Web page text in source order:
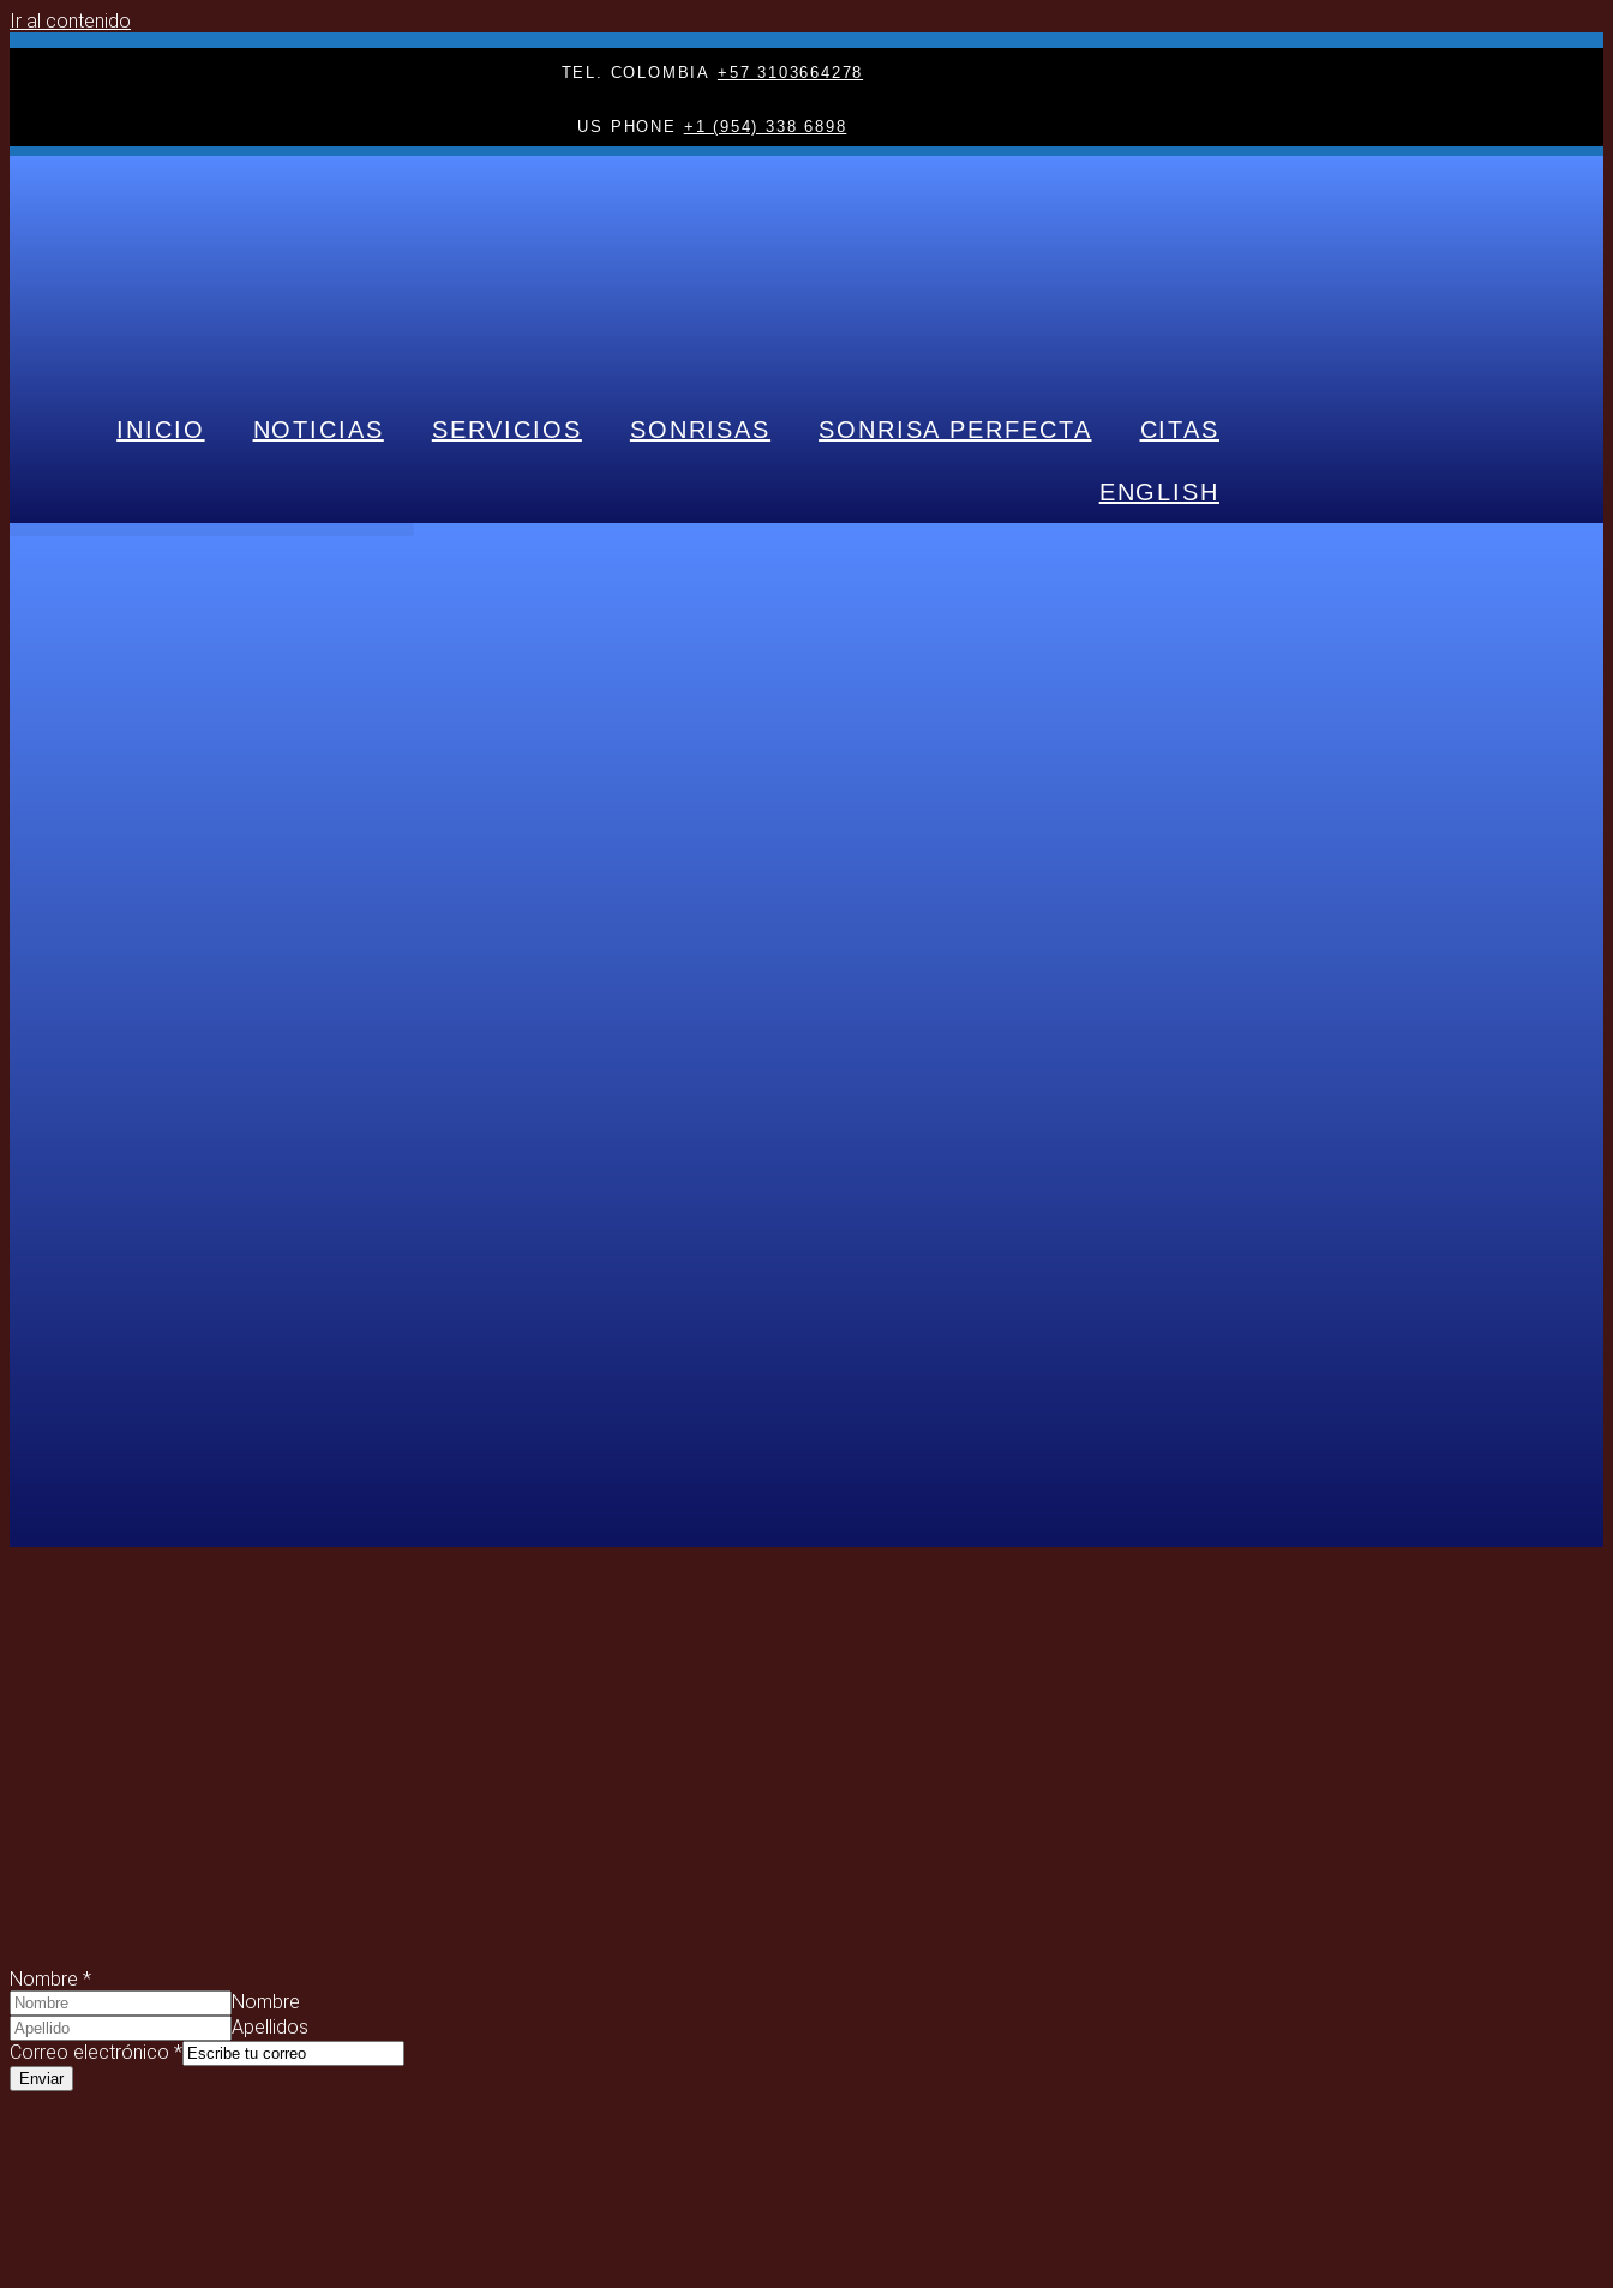
Ir al contenido
TEL. COLOMBIA +57 3103664278
US PHONE +1 (954) 338 6898
INICIO NOTICIAS SERVICIOS SONRISAS SONRISA PERFECTA CITAS
ENGLISH
Nombre *
Nombre
Apellidos
Correo electrónico *
Enviar